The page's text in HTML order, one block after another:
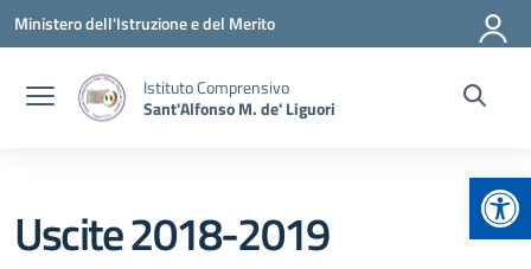
Vai ai contenuti
Vai al menu di navigazione
Vai al footer
Ministero dell'Istruzione e del Merito
Istituto Comprensivo
Sant'Alfonso M. de' Liguori
Uscite 2018-2019